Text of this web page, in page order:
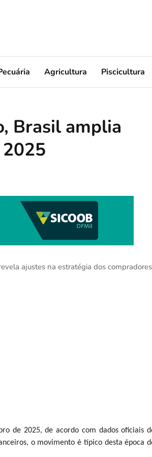
Agricultura Piscicultura
Brasil amplia
ajustes na estratégia dos compradores
de 2025, de acordo com dados oficiais
o movimento é típico desta época